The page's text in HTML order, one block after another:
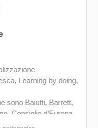
Learning by doing,
sono Baiutti, Barrett,
Consiglio d’Europa,